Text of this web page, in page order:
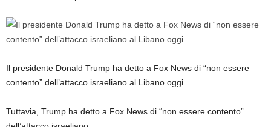
Il presidente Donald Trump ha detto a Fox News di “non essere
contento” dell’attacco israeliano al Libano oggi
Tuttavia, Trump ha detto a Fox News di “non essere contento”